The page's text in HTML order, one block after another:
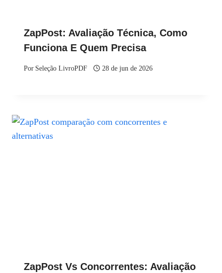
ZapPost: Avaliação Técnica, Como
Funciona E Quem Precisa
Por Seleção LivroPDF 28 de jun de 2026
ZapPost Vs Concorrentes: Avaliação